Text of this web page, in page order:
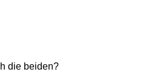
die beiden?